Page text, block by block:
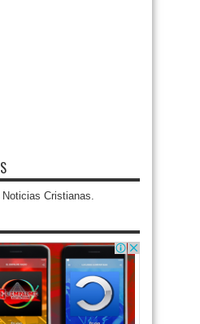
Cristianas.